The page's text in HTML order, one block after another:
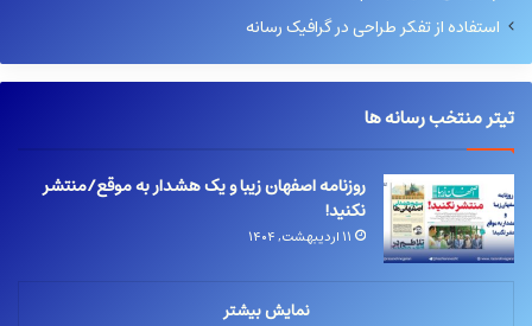
استفاده از تفکر طراحی در گرافیک رسانه
تیتر منتخب رسانه ها
روزنامه اصفهان زیبا و یک هشدار به موقع/منتشر
نکنید!
۱۱ اردیبهشت, ۱۴۰۴
نمایش بیشتر